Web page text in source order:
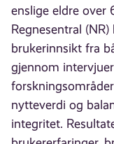
enslige eldre over
Regnesentral
brukerinnsikt fra
gjennom
nytteverdi og
integritet.